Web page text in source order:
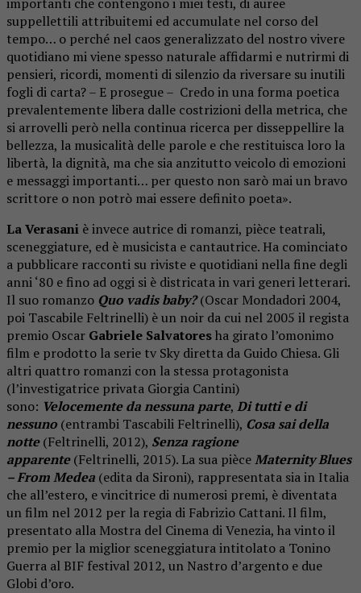
suppellettili attribuitemi ed accumulate nel corso del
tempo… o perché nel caos generalizzato del nostro vivere
quotidiano mi viene spesso naturale affidarmi e nutrirmi di
pensieri, ricordi, momenti di silenzio da riversare su inutili
fogli di carta? – E prosegue – Credo in una forma poetica
prevalentemente libera dalle costrizioni della metrica, che
si arrovelli però nella continua ricerca per disseppellire la
bellezza, la musicalità delle parole e che restituisca loro la
libertà, la dignità, ma che sia anzitutto veicolo di emozioni
e messaggi importanti… per questo non sarò mai un bravo
scrittore o non potrò mai essere definito poeta».
La Verasani è invece autrice di romanzi, pièce teatrali,
sceneggiature, ed è musicista e cantautrice. Ha cominciato
a pubblicare racconti su riviste e quotidiani nella fine degli
anni ‘80 e fino ad oggi si è districata in vari generi letterari.
Il suo romanzo Quo vadis baby?(Oscar Mondadori 2004,
poi Tascabile Feltrinelli) è un noir da cui nel 2005 il regista
premio Oscar Gabriele Salvatoresha girato l’omonimo
film e prodotto la serie tv Sky diretta da Guido Chiesa. Gli
altri quattro romanzi con la stessa protagonista
(l’investigatrice privata Giorgia Cantini)
sono: Velocemente da nessuna parte, Di tutti e di
nessuno (entrambi Tascabili Feltrinelli), Cosa sai della
notte(Feltrinelli, 2012), Senza ragione
apparente(Feltrinelli, 2015). La sua pièceMaternity Blues
–From Medea (edita da Sironi), rappresentata sia in Italia
che all’estero, e vincitrice di numerosi premi, è diventata
un film nel 2012 per la regia di Fabrizio Cattani. Il film,
presentato alla Mostra del Cinema di Venezia, ha vinto il
premio per la miglior sceneggiatura intitolato a Tonino
Guerra al BIF festival 2012, un Nastro d’argento e due
Globi d’oro.